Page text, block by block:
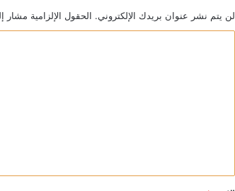
لن يتم نشر عنوان بريدك الإلكتروني. الحقول الإلزامية مشار